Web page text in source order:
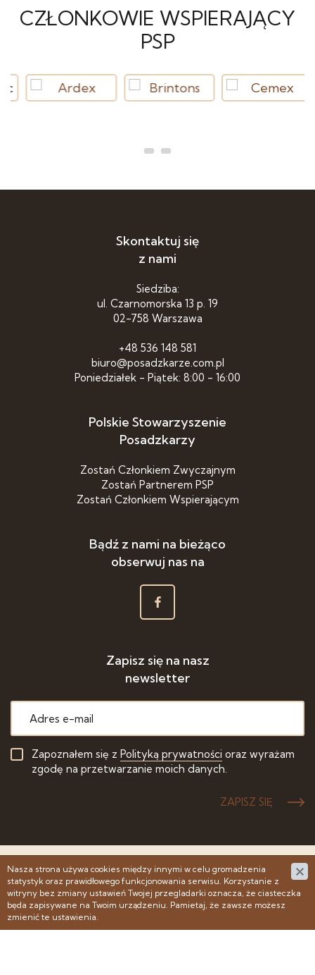
CZŁONKOWIE WSPIERAJĄCY
PSP
Skontaktuj się
z nami
Siedziba:
ul. Czarnomorska 13 p. 19
02-758 Warszawa
+48 536 148 581
biuro@posadzkarze.com.pl
Poniedziałek - Piątek: 8:00 - 16:00
Polskie Stowarzyszenie
Posadzkarzy
Zostań Członkiem Zwyczajnym
Zostań Partnerem PSP
Zostań Członkiem Wspierającym
Bądź z nami na bieżąco
obserwuj nas na
Zapisz się na nasz
newsletter
Zapoznałem się z Polityką prywatności oraz wyrażam
zgodę na przetwarzanie moich danych.
ZAPISZ SIĘ
© 2007 - 2022 PSP - Polskie Stowarzyszenie Posadzkarzy -
Wszelkie prawa zastrzeżone
Projekt & cms:www.zstudio.pl
Nasza strona używa cookies między innymi w celu gromadzenia
statystyk oraz prawidłowego funkcjonowania serwisu. Korzystanie z
witryny bez zmiany ustawień Twojej przegladarki oznacza, że ciasteczka
będa zapisywane na Twoim urządzeniu. Pamietaj, że zawsze możesz
zmienić te ustawienia.